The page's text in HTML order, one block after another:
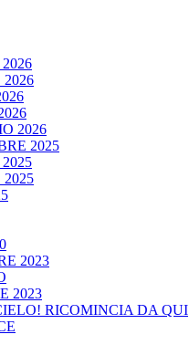
2026
2025
2023
2023
RICOMINCIA DA QUI